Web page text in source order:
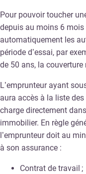
Pour pouvoir toucher
depuis au moins 6 mois
automatiquement les
période d’essai, par
de 50 ans, la couverture
L’emprunteur ayant
aura accès à la liste
charge directement
immobilier. En règle
l’emprunteur doit au
à son assurance :
Contrat de travail ;